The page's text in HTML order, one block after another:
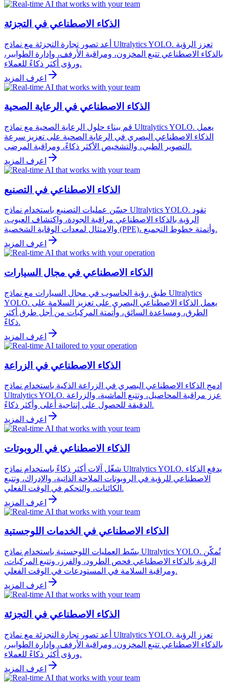
الذكاء الاصطناعي في التجزئة
أعد تصور تجارة التجزئة مع نماذج Ultralytics YOLO. تعزز الرؤية
بالذكاء الاصطناعي تتبع المخزون، ومراقبة الأرفف، وإدارة الطوابير،
ورؤى أكثر ذكاءً للعملاء.
اعرف المزيد
الذكاء الاصطناعي في الرعاية الصحية
قم ببناء حلول الرعاية الصحية مع نماذج Ultralytics YOLO. يعمل
الذكاء الاصطناعي البصري في الرعاية الصحية على تعزيز سرعة
التصوير الطبي، والتشخيص الأكثر ذكاءً، ومراقبة المرضى.
اعرف المزيد
الذكاء الاصطناعي في التصنيع
حسّن عمليات التصنيع باستخدام نماذج Ultralytics YOLO. تقود
الرؤية بالذكاء الاصطناعي مراقبة الجودة، واكتشاف العيوب،
والامتثال لمعدات الوقاية الشخصية (PPE)، وأتمتة خطوط التجميع.
اعرف المزيد
الذكاء الاصطناعي في مجال السيارات
طبق رؤية الحاسوب في مجال السيارات مع نماذج Ultralytics
YOLO. يعمل الذكاء الاصطناعي البصري على تعزيز السلامة على
الطرق، ومساعدة السائق، وأتمتة المركبات من أجل طرق أكثر
ذكاءً.
اعرف المزيد
الذكاء الاصطناعي في الزراعة
ادمج الذكاء الاصطناعي البصري في الزراعة الذكية باستخدام نماذج
Ultralytics YOLO. عزز مراقبة المحاصيل، وتتبع الماشية، والزراعة
الدقيقة للحصول على إنتاجية أعلى وأكثر ذكاءً.
اعرف المزيد
الذكاء الاصطناعي في الروبوتات
شغّل آلات أكثر ذكاءً باستخدام نماذج Ultralytics YOLO. يدفع الذكاء
الاصطناعي للرؤية في الروبوتات الملاحة الذاتية، والإدراك، وتتبع
الكائنات، والتحكم في الوقت الفعلي.
اعرف المزيد
الذكاء الاصطناعي في الخدمات اللوجستية
بسّط العمليات اللوجستية باستخدام نماذج Ultralytics YOLO. تُمكّن
الرؤية بالذكاء الاصطناعي فحص الطرود، والفرز، وتتبع المركبات،
ومراقبة السلامة في المستودعات في الوقت الفعلي.
اعرف المزيد
الذكاء الاصطناعي في التجزئة
أعد تصور تجارة التجزئة مع نماذج Ultralytics YOLO. تعزز الرؤية
بالذكاء الاصطناعي تتبع المخزون، ومراقبة الأرفف، وإدارة الطوابير،
ورؤى أكثر ذكاءً للعملاء.
اعرف المزيد